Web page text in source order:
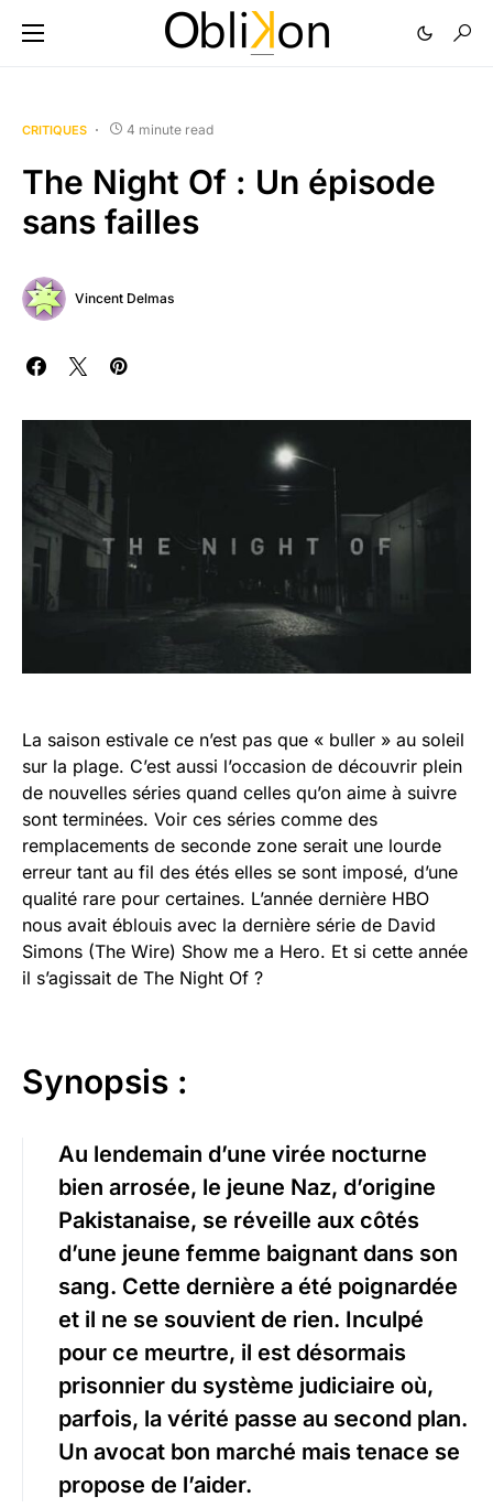
CRITIQUES 4 minute read
The Night Of : Un épisode
sans failles
Vincent Delmas
La saison estivale ce n’est pas que « buller » au soleil
sur la plage. C’est aussi l’occasion de découvrir plein
de nouvelles séries quand celles qu’on aime à suivre
sont terminées. Voir ces séries comme des
remplacements de seconde zone serait une lourde
erreur tant au fil des étés elles se sont imposé, d’une
qualité rare pour certaines. L’année dernière HBO
nous avait éblouis avec la dernière série de David
Simons (The Wire) Show me a Hero. Et si cette année
il s’agissait de The Night Of ?
Synopsis :
Au lendemain d’une virée nocturne
bien arrosée, le jeune Naz, d’origine
Pakistanaise, se réveille aux côtés
d’une jeune femme baignant dans son
sang. Cette dernière a été poignardée
et il ne se souvient de rien. Inculpé
pour ce meurtre, il est désormais
prisonnier du système judiciaire où,
parfois, la vérité passe au second plan.
Un avocat bon marché mais tenace se
propose de l’aider.